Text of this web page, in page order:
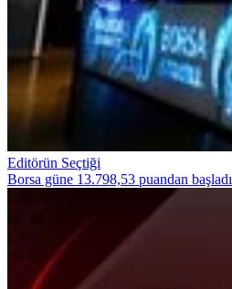
Editörün Seçtiği
Borsa güne 13.798,53 puandan başladı